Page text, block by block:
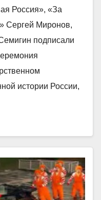
Россия», «За
Сергей Миронов,
подписали
истории России,